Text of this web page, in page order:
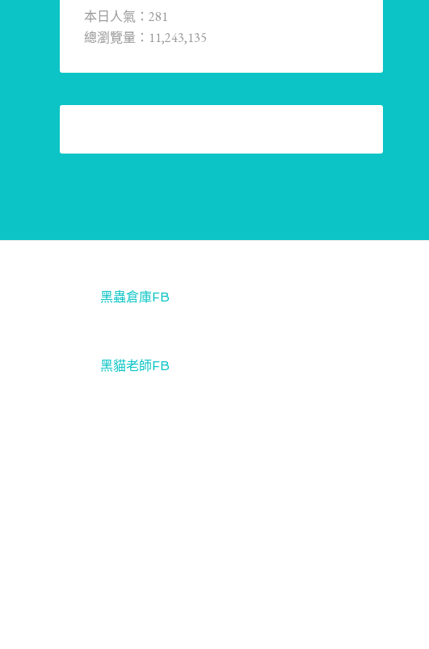
本日人氣：281
總瀏覽量：11,243,135
黑蟲倉庫FB
黑貓老師FB